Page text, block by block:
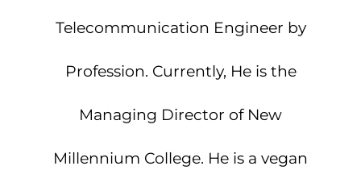
Telecommunication Engineer by
Profession. Currently, He is the
Managing Director of New
Millennium College. He is a vegan